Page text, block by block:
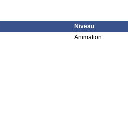
Niveau
Animation